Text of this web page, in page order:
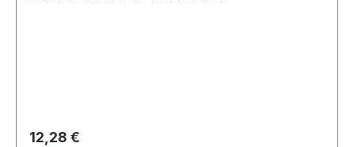
Prix régulier :
12,28 €